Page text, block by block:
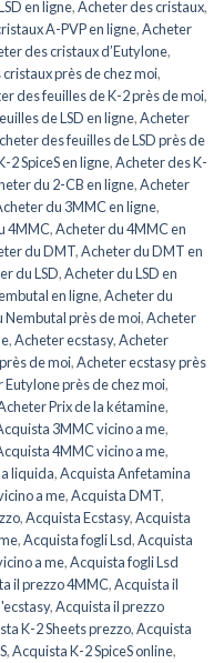
en ligne,Acheter des cristaux,
A-PVP en ligne,Acheter
des cristaux d’Eutylone,
près de chez moi,
des feuilles de K-2 près de moi,
de LSD en ligne,Acheter
des feuilles de LSD près de
2 SpiceS en ligne,Acheter des K-
du 2-CB en ligne,Acheter
du 3MMC en ligne,
4MMC,Acheter du 4MMC en
du DMT,Acheter du DMT en
du LSD,Acheter du LSD en
en ligne,Acheter du
Nembutal près de moi,Acheter
,Acheter ecstasy,Acheter
de moi,Acheter ecstasy près
Eutylone près de chez moi,
Prix de la kétamine,
3MMC vicino a me,
4MMC vicino a me,
liquida,Acquista Anfetamina
a me,Acquista DMT,
,Acquista Ecstasy,Acquista
,Acquista fogli Lsd,Acquista
a me,Acquista fogli Lsd
il prezzo 4MMC,Acquista il
,Acquista il prezzo
K-2 Sheets prezzo,Acquista
,Acquista K-2 SpiceS online,